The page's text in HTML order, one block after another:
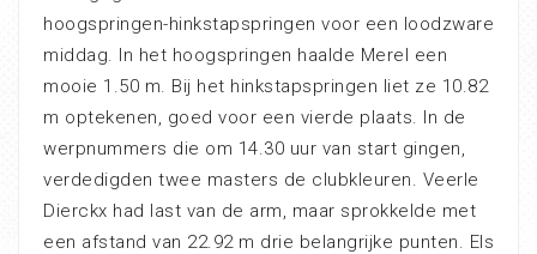
hoogspringen-hinkstapspringen voor een loodzware
middag. In het hoogspringen haalde Merel een
mooie 1.50 m. Bij het hinkstapspringen liet ze 10.82
m optekenen, goed voor een vierde plaats. In de
werpnummers die om 14.30 uur van start gingen,
verdedigden twee masters de clubkleuren. Veerle
Dierckx had last van de arm, maar sprokkelde met
een afstand van 22.92 m drie belangrijke punten. Els